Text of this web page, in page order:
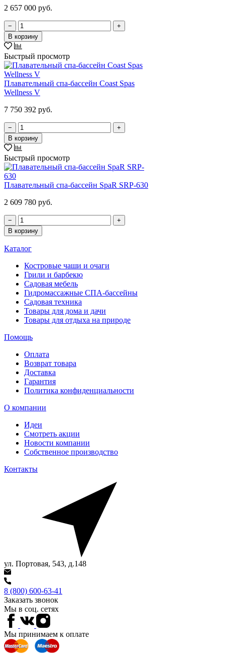
2 657 000 руб.
−
+
В корзину
Быстрый просмотр
Плавательный спа-бассейн Coast Spas
Wellness V
7 750 392 руб.
−
+
В корзину
Быстрый просмотр
Плавательный спа-бассейн SpaR SRP-630
2 609 780 руб.
−
+
В корзину
Каталог
Костровые чаши и очаги
Грили и барбекю
Садовая мебель
Гидромассажные СПА-бассейны
Садовая техника
Товары для дома и дачи
Товары для отдыха на природе
Помощь
Оплата
Возврат товара
Доставка
Гарантия
Политика конфиденциальности
О компании
Идеи
Смотреть акции
Новости компании
Собственное производство
Контакты
ул. Портовая, 543, д.148
8 (800) 600-63-41
Заказать звонок
Мы в соц. сетях
Мы принимаем к оплате